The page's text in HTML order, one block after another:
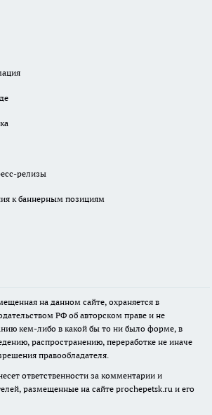
релизы
к баннерным позициям
на данном сайте, охраняется в
РФ об авторском праве и не
кем-либо в какой бы то ни было форме, в
распространению, переработке не иначе
правообладателя.
ответственности за комментарии и
размещенные на сайте prochepetsk.ru и его